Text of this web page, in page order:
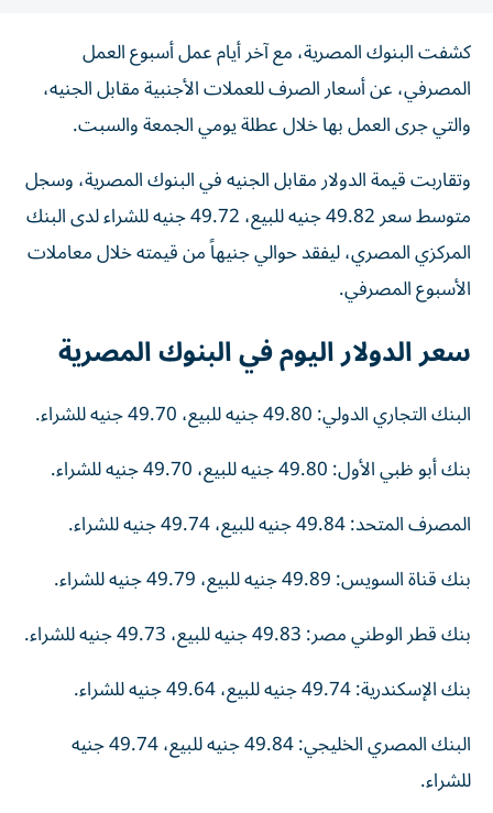
كشفت البنوك المصرية، مع آخر أيام عمل أسبوع العمل
المصرفي، عن أسعار الصرف للعملات الأجنبية مقابل الجنيه،
والتي جرى العمل بها خلال عطلة يومي الجمعة والسبت.
وتقاربت قيمة الدولار مقابل الجنيه في البنوك المصرية، وسجل
متوسط سعر 49.82 جنيه للبيع، 49.72 جنيه للشراء لدى البنك
المركزي المصري، ليفقد حوالي جنيهاً من قيمته خلال معاملات
الأسبوع المصرفي.
سعر الدولار اليوم في البنوك المصرية
البنك التجاري الدولي: 49.80 جنيه للبيع، 49.70 جنيه للشراء.
بنك أبو ظبي الأول: 49.80 جنيه للبيع، 49.70 جنيه للشراء.
المصرف المتحد: 49.84 جنيه للبيع، 49.74 جنيه للشراء.
بنك قناة السويس: 49.89 جنيه للبيع، 49.79 جنيه للشراء.
بنك قطر الوطني مصر: 49.83 جنيه للبيع، 49.73 جنيه للشراء.
بنك الإسكندرية: 49.74 جنيه للبيع، 49.64 جنيه للشراء.
البنك المصري الخليجي: 49.84 جنيه للبيع، 49.74 جنيه
للشراء.